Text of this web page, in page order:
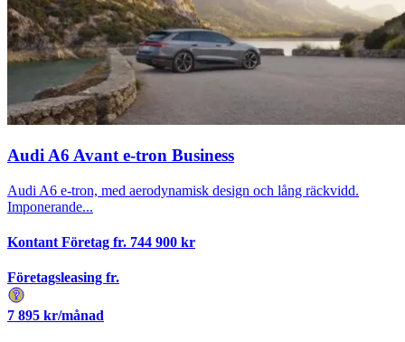
Audi A6 Avant e-tron Business
Audi A6 e-tron, med aerodynamisk design och lång räckvidd.
Imponerande...
Kontant Företag fr. 744 900 kr
Företagsleasing fr.
7 895 kr/månad